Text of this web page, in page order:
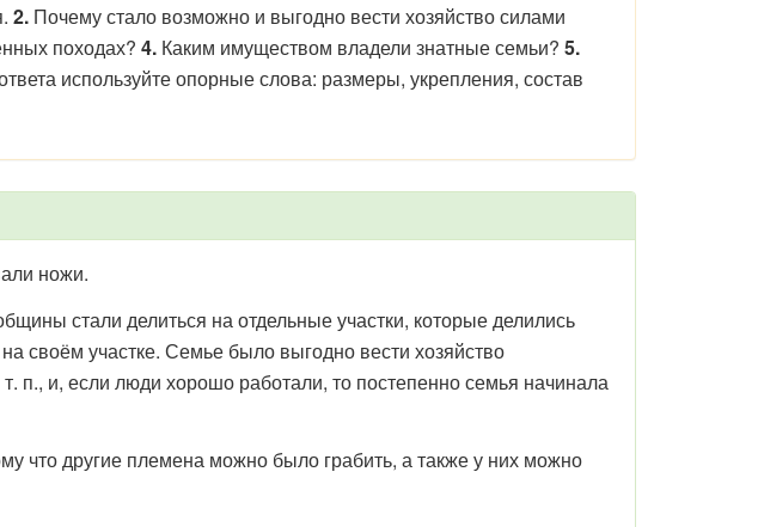
2. Почему стало возможно и выгодно вести хозяйство силами
походах? 4. Каким имуществом владели знатные семьи? 5.
используйте опорные слова: размеры, укрепления, состав
ножи.
стали делиться на отдельные участки, которые делились
своём участке. Семье было выгодно вести хозяйство
п., и, если люди хорошо работали, то постепенно семья начинала
что другие племена можно было грабить, а также у них можно